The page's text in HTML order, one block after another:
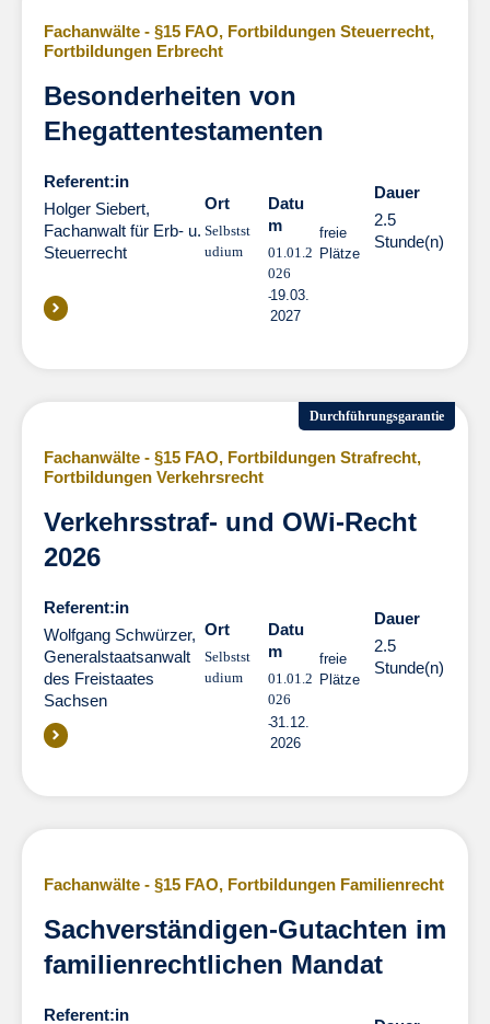
Fachanwälte - §15 FAO, Fortbildungen Steuerrecht,
Fortbildungen Erbrecht
Besonderheiten von
Ehegattentestamenten
Referent:in
Holger Siebert,
Fachanwalt für Erb- u.
Steuerrecht
Ort
Selbstst
udium
Datu
m
01.01.2
026
19.03.
2027
freie
Plätze
Dauer
2.5
Stunde(n)
Durchführungsgarantie
Fachanwälte - §15 FAO, Fortbildungen Strafrecht,
Fortbildungen Verkehrsrecht
Verkehrsstraf- und OWi-Recht
2026
Referent:in
Wolfgang Schwürzer,
Generalstaatsanwalt
des Freistaates
Sachsen
Ort
Selbstst
udium
Datu
m
01.01.2
026
31.12.
2026
freie
Plätze
Dauer
2.5
Stunde(n)
Fachanwälte - §15 FAO, Fortbildungen Familienrecht
Sachverständigen-Gutachten im
familienrechtlichen Mandat
Referent:in